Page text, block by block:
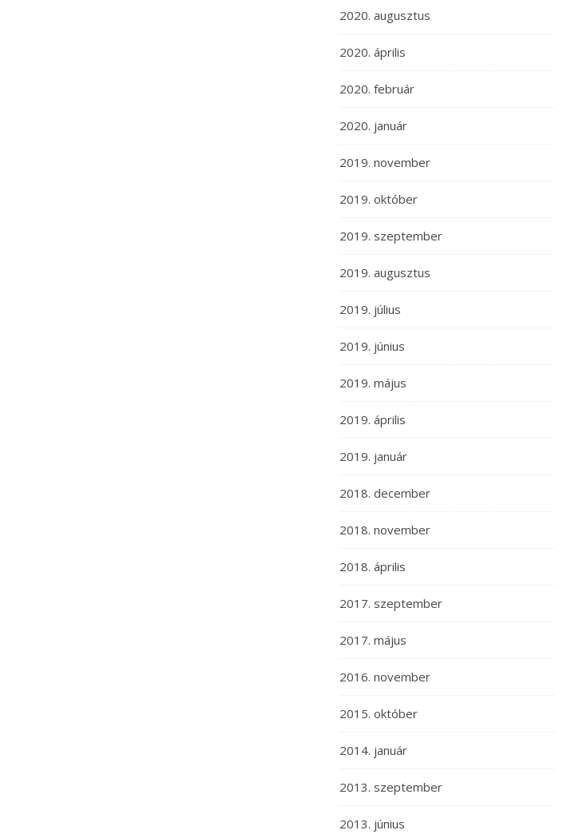
2020. augusztus
2020. április
2020. február
2020. január
2019. november
2019. október
2019. szeptember
2019. augusztus
2019. július
2019. június
2019. május
2019. április
2019. január
2018. december
2018. november
2018. április
2017. szeptember
2017. május
2016. november
2015. október
2014. január
2013. szeptember
2013. június